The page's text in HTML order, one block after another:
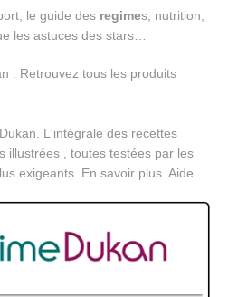
le guide des regimes, nutrition,
les astuces des stars…
L'intégrale des recettes
illustrées , toutes testées par les
exigeants. En savoir plus. Aide...